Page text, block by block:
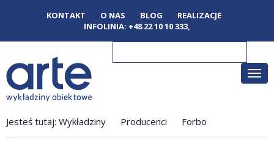
KONTAKT O NAS BLOG
REALIZACJE
INFOLINIA: +48 22 10 10 333,
Jesteś tutaj: Wykładziny Producenci Forbo